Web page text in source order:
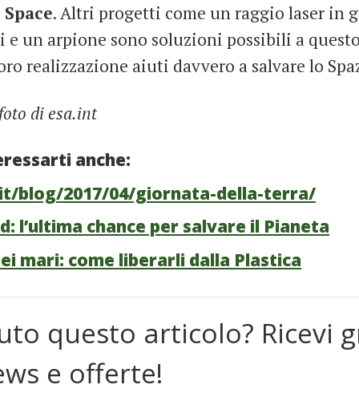
. Altri progetti come un raggio laser in
un arpione sono soluzioni possibili a
realizzazione aiuti davvero a salvare lo
di esa.int
anche:
blog/2017/04/giornata-della-terra/
l’ultima chance per salvare il Pianeta
mari: come liberarli dalla Plastica
questo articolo? Ricevi
e offerte!